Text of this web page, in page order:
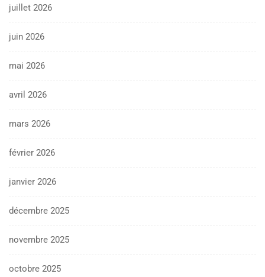
juillet 2026
juin 2026
mai 2026
avril 2026
mars 2026
février 2026
janvier 2026
décembre 2025
novembre 2025
octobre 2025